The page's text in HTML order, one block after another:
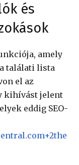
és
amely
találati lista
el az
kihívást jelent
eddig SEO-
+2the